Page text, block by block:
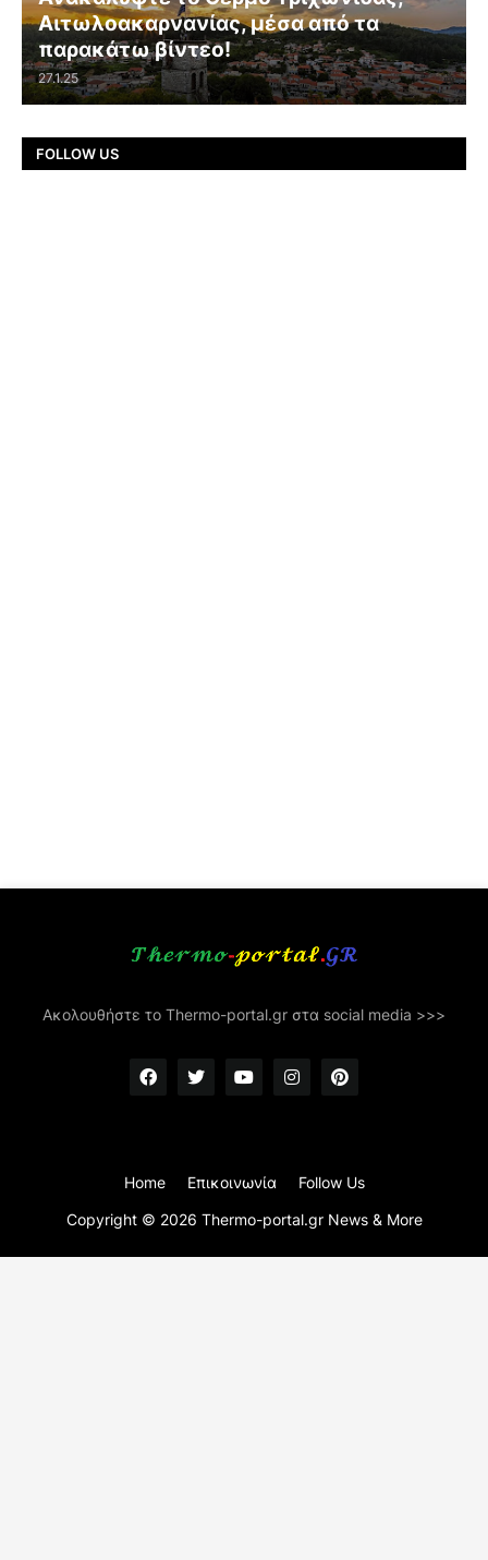
Αιτωλοακαρνανίας, μέσα από τα
παρακάτω βίντεο!
27.1.25
FOLLOW US
Ακολουθήστε το Thermo-portal.gr στα social media >>>
Copyright © 2026 Thermo-portal.gr News & More
Home Επικοινωνία Follow Us